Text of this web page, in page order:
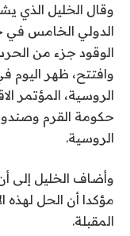
وقال الخليل الذي
الدولي الخامس في
الوقود جزء من
وافتتح، ظهر اليوم
الروسية، المؤتمر
حكومة القرم
الروسية.
وأضاف الخليل إلى
مؤكدا أن الحل لهذه
المقبلة.